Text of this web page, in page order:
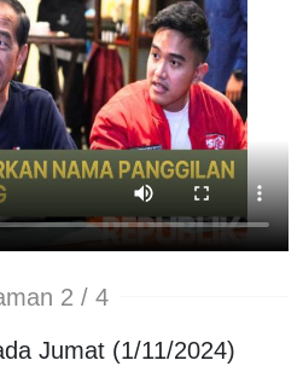
2 / 4
Jumat (1/11/2024)